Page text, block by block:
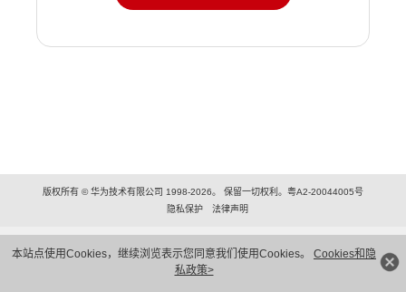
本站点使用Cookies，继续浏览表示您同意我们使用Cookies。 Cookies和隐
私政策>
版权所有 © 华为技术有限公司 1998-2026。 保留一切权利。粤A2-20044005号
隐私保护
法律声明